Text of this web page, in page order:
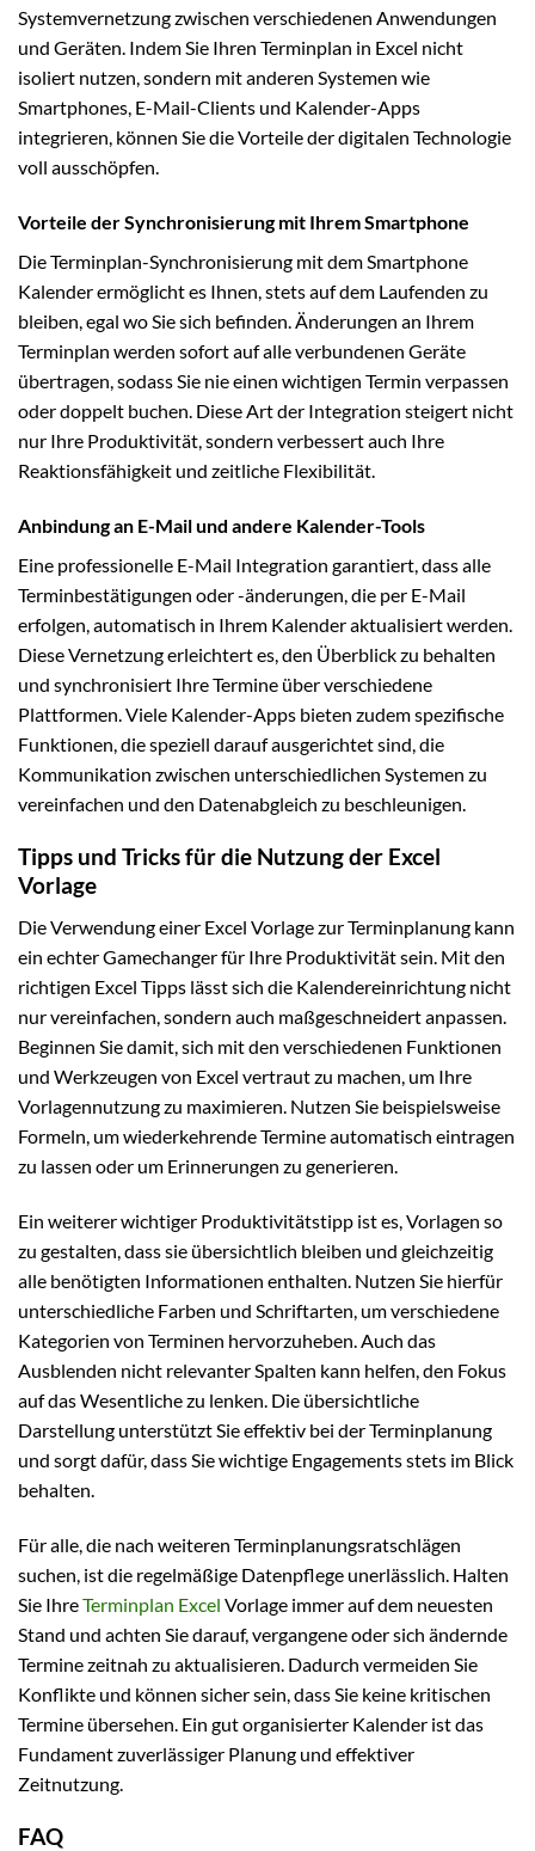
Systemvernetzung zwischen verschiedenen Anwendungen
und Geräten. Indem Sie Ihren Terminplan in Excel nicht
isoliert nutzen, sondern mit anderen Systemen wie
Smartphones, E-Mail-Clients und Kalender-Apps
integrieren, können Sie die Vorteile der digitalen Technologie
voll ausschöpfen.
Vorteile der Synchronisierung mit Ihrem Smartphone
Die Terminplan-Synchronisierung mit dem Smartphone
Kalender ermöglicht es Ihnen, stets auf dem Laufenden zu
bleiben, egal wo Sie sich befinden. Änderungen an Ihrem
Terminplan werden sofort auf alle verbundenen Geräte
übertragen, sodass Sie nie einen wichtigen Termin verpassen
oder doppelt buchen. Diese Art der Integration steigert nicht
nur Ihre Produktivität, sondern verbessert auch Ihre
Reaktionsfähigkeit und zeitliche Flexibilität.
Anbindung an E-Mail und andere Kalender-Tools
Eine professionelle E-Mail Integration garantiert, dass alle
Terminbestätigungen oder -änderungen, die per E-Mail
erfolgen, automatisch in Ihrem Kalender aktualisiert werden.
Diese Vernetzung erleichtert es, den Überblick zu behalten
und synchronisiert Ihre Termine über verschiedene
Plattformen. Viele Kalender-Apps bieten zudem spezifische
Funktionen, die speziell darauf ausgerichtet sind, die
Kommunikation zwischen unterschiedlichen Systemen zu
vereinfachen und den Datenabgleich zu beschleunigen.
Tipps und Tricks für die Nutzung der Excel
Vorlage
Die Verwendung einer Excel Vorlage zur Terminplanung kann
ein echter Gamechanger für Ihre Produktivität sein. Mit den
richtigen Excel Tipps lässt sich die Kalendereinrichtung nicht
nur vereinfachen, sondern auch maßgeschneidert anpassen.
Beginnen Sie damit, sich mit den verschiedenen Funktionen
und Werkzeugen von Excel vertraut zu machen, um Ihre
Vorlagennutzung zu maximieren. Nutzen Sie beispielsweise
Formeln, um wiederkehrende Termine automatisch eintragen
zu lassen oder um Erinnerungen zu generieren.
Ein weiterer wichtiger Produktivitätstipp ist es, Vorlagen so
zu gestalten, dass sie übersichtlich bleiben und gleichzeitig
alle benötigten Informationen enthalten. Nutzen Sie hierfür
unterschiedliche Farben und Schriftarten, um verschiedene
Kategorien von Terminen hervorzuheben. Auch das
Ausblenden nicht relevanter Spalten kann helfen, den Fokus
auf das Wesentliche zu lenken. Die übersichtliche
Darstellung unterstützt Sie effektiv bei der Terminplanung
und sorgt dafür, dass Sie wichtige Engagements stets im Blick
behalten.
Für alle, die nach weiteren Terminplanungsratschlägen
suchen, ist die regelmäßige Datenpflege unerlässlich. Halten
Sie IhreTerminplan Excel Vorlage immer auf dem neuesten
Stand und achten Sie darauf, vergangene oder sich ändernde
Termine zeitnah zu aktualisieren. Dadurch vermeiden Sie
Konflikte und können sicher sein, dass Sie keine kritischen
Termine übersehen. Ein gut organisierter Kalender ist das
Fundament zuverlässiger Planung und effektiver
Zeitnutzung.
FAQ